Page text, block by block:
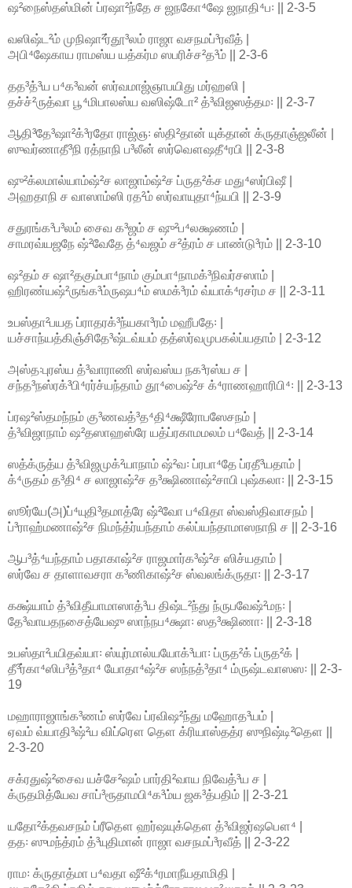
ஷ²நைஸ்தஸ்மின் ப்ரஷா²ந்தே ச ஜநகோ⁴ஷே ஜநாதி⁴ப꞉ || 2-3-5
வஸிஷ்ட²ம் முநிஷா²ர்தூ³லம் ராஜா வசநமப்³ரவீத் |
அபி⁴ஷேகாய ராமஸ்ய யத்கர்ம ஸபரிச்ச²த³ம் || 2-3-6
தத³த்³ய ப⁴க³வன் ஸர்வமாஜ்ஞாபயிது மர்ஹஸி |
தச்ச்²ருத்வா பூ⁴மிபாலஸ்ய வஸிஷ்டோ² த்³விஜஸத்தம꞉ || 2-3-7
ஆதி³தே³ஷா²க்³ரதோ ராஜ்ஞ꞉ ஸ்தி²தான் யுக்தான் க்ருதாஞ்ஜலீன் |
ஸுவர்ணாதீ³நி ரத்நாநி ப³லீன் ஸர்வௌஷதீ⁴ரபி || 2-3-8
ஷு²க்லமால்யாம்ஷ்²ச லாஜாம்ஷ்²ச ப்ருத²க்ச மது⁴ஸர்பிஷீ |
அஹதாநி ச வாஸாம்ஸி ரத²ம் ஸர்வாயுதா⁴ந்யபி || 2-3-9
சதுரங்க³ப³லம் சைவ க³ஜம் ச ஷு²ப⁴லக்ஷணம் |
சாமரவ்யஜநே ஷ்²வேதே த்⁴வஜம் ச²த்ரம் ச பாண்டு³ரம் || 2-3-10
ஷ²தம் ச ஷா²தகும்பா⁴நாம் கும்பா⁴நாமக்³நிவர்சஸாம் |
ஹிரண்யஷ்²ருங்க³ம்ருஷப⁴ம் ஸமக்³ரம் வ்யாக்⁴ரசர்ம ச || 2-3-11
உபஸ்தா²பயத ப்ராதரக்³ந்யகா³ரம் மஹீபதே꞉ |
யச்சாந்யத்கிஞ்சிதே³ஷ்டவ்யம் தத்ஸர்வமுபகல்ப்யதாம் | 2-3-12
அஸ்த꞉புரஸ்ய த்³வாராணி ஸர்வஸ்ய நக³ரஸ்ய ச |
சந்த³நஸ்ரக்³பி⁴ரர்ச்யந்தாம் தூ⁴பைஷ்²ச க்⁴ராணஹாரிபி⁴꞉ || 2-3-13
ப்ரஷ²ஸ்தமந்நம் கு³ணவத்³த⁴தி⁴க்ஷீரோபஸேசநம் |
த்³விஜாநாம் ஷ²தஸாஹஸ்ரே யத்ப்ரகாமமலம் ப⁴வேத் || 2-3-14
ஸத்க்ருத்ய த்³விஜமுக்²யாநாம் ஷ்²வ꞉ ப்ரபா⁴தே ப்ரதீ³யதாம் |
க்⁴ருதம் த³தி⁴ ச லாஜாஷ்²ச த³க்ஷிணாஷ்²சாபி புஷ்கலா꞉ || 2-3-15
ஸூர்யே(அ)ப்⁴யுதி³தமாத்ரே ஷ்²வோ ப⁴விதா ஸ்வஸ்திவாசநம் |
ப்³ராஹ்மணாஷ்²ச நிமந்த்ர்யந்தாம் கல்ப்யந்தாமாஸநாநி ச || 2-3-16
ஆப³த்⁴யந்தாம் பதாகாஷ்²ச ராஜமார்க³ஷ்²ச ஸிச்யதாம் |
ஸர்வே ச தாளாவசரா க³ணிகாஷ்²ச ஸ்வலங்க்ருதா꞉ || 2-3-17
கக்ஷ்யாம் த்³விதீயாமாஸாத்³ய திஷ்ட²ந்து ந்ருபவேஷ்²மந꞉ |
தே³வாயதநசைத்யேஷு ஸாந்நப⁴க்ஷா꞉ ஸத³க்ஷிணா꞉ || 2-3-18
உபஸ்தா²பயிதவ்யா꞉ ஸ்யுர்மால்யயோக்³யா꞉ ப்ருத²க் ப்ருத²க் |
தீ³ர்கா⁴ஸிப³த்³தா⁴ யோதா⁴ஷ்²ச ஸந்நத்³தா⁴ ம்ருஷ்டவாஸஸ꞉ || 2-3-
19
மஹாராஜாங்க³ணம் ஸர்வே ப்ரவிஷ²ந்து மஹோத³யம் |
ஏவம் வ்யாதி³ஷ்²ய விப்ரௌ தௌ க்ரியாஸ்தத்ர ஸுநிஷ்டி²தௌ ||
2-3-20
சக்ரதுஷ்²சைவ யச்சே²ஷம் பார்தி²வாய நிவேத்³ய ச |
க்ருதமித்யேவ சாப்³ரூதாமபி⁴க³ம்ய ஜக³த்பதிம் || 2-3-21
யதோ²க்தவசநம் ப்ரீதௌ ஹர்ஷயுக்தௌ த்³விஜர்ஷபௌ⁴ |
தத꞉ ஸுமந்த்ரம் த்³யுதிமான் ராஜா வசநமப்³ரவீத் || 2-3-22
ராம꞉ க்ருதாத்மா ப⁴வதா ஷீ²க்⁴ரமாநீயதாமிதி |